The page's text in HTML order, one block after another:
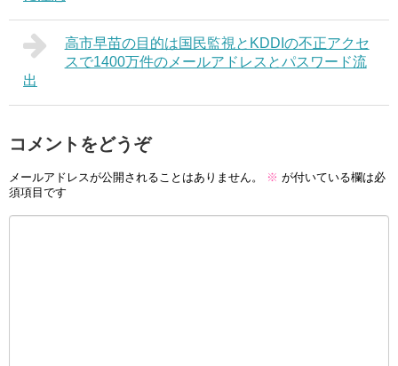
高市早苗の目的は国民監視とKDDIの不正アクセ
スで1400万件のメールアドレスとパスワード流
出
コメントをどうぞ
メールアドレスが公開されることはありません。 ※ が付いている欄は必
須項目です